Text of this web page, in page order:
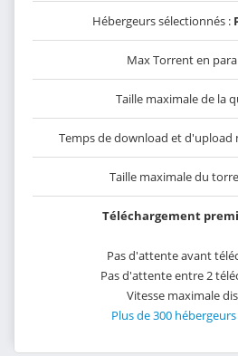
Hébergeurs sélectionnés :
Max Torrent en
Taille maximale de la
Temps de download et d'upload
Taille maximale du
Téléchargement
Pas d'attente avant
Pas d'attente entre 2
Vitesse maximale
Plus de 300